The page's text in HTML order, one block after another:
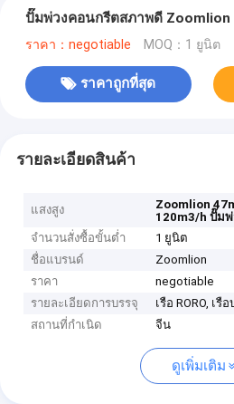
ปั๊มพ่วงคอนกรีตสภาพดี Zoomlion
ราคา：negotiable MOQ：1 ยูนิต
ราคาถูกที่สุด
รายละเอียดสินค้า
แสงสูง Zoomlion
120m3/h ปั๊ม
จำนวนสั่งซื้อขั้นต่ำ
1 ยูนิต
ชื่อแบรนด์
Zoomlion
ราคา
negotiable
รายละเอียดการบรรจุ
เรือ RORO, เ
สถานที่กำเนิด
จีน
ดูเพิ่มเติม